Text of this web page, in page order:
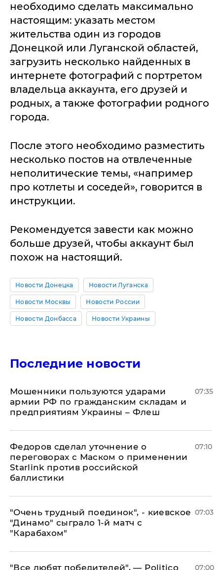
необходимо сделать максимально
настоящим: указать местом
жительства один из городов
Донецкой или Луганской областей,
загрузить несколько найденных в
интернете фотографий с портретом
владельца аккаунта, его друзей и
родных, а также фотографии родного
города.
После этого необходимо разместить
несколько постов на отвлеченные
неполитические темы, «например
про котлеты и соседей», говорится в
инструкции.
Рекомендуется завести как можно
больше друзей, чтобы аккаунт был
похож на настоящий.
Новости Донецка Новости Луганска
Новости Москвы Новости России
Новости Донбасса Новости Украины
Последние новости
Мошенники пользуются ударами
армии РФ по гражданским складам и
предприятиям Украины – Флеш
07:35
Федоров сделал уточнение о
переговорах с Маском о применении
Starlink против российской
баллистики
07:10
"Очень трудный поединок", - киевское
"Динамо" сыграло 1-й матч с
"Карабахом"
07:03
​"Все любят победителей", — Politico 07:00